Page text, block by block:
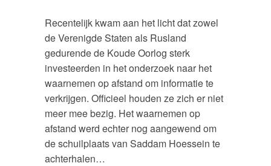
Recentelijk kwam aan het licht dat zowel
de Verenigde Staten als Rusland
gedurende de Koude Oorlog sterk
investeerden in het onderzoek naar het
waarnemen op afstand om informatie te
verkrijgen. Officieel houden ze zich er niet
meer mee bezig. Het waarnemen op
afstand werd echter nog aangewend om
de schuilplaats van Saddam Hoessein te
achterhalen…